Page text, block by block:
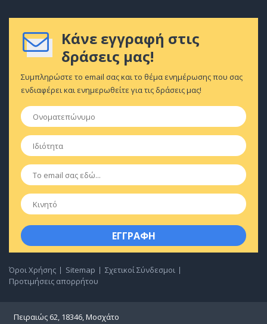
Κάνε εγγραφή στις
δράσεις μας!
Συμπληρώστε το email σας και το θέμα ενημέρωσης που σας
ενδιαφέρει και ενημερωθείτε για τις δράσεις μας!
Ονοματεπώνυμο
Ιδιότητα
Email
Κινητό
Όροι Χρήσης Sitemap
Σχετικοί Σύνδεσμοι
Προτιμήσεις απορρήτου
Πειραιώς 62, 18346, Μοσχάτο